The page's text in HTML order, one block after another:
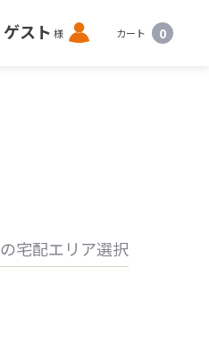
ゲスト 様 ロ
グ
カート 0
の宅配エリア選択